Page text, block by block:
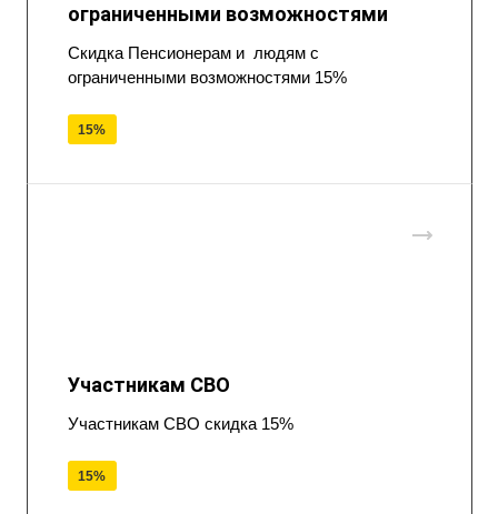
ограниченными возможностями
Скидка Пенсионерам и людям с
ограниченными возможностями 15%
15%
Участникам СВО
Участникам СВО скидка 15%
15%